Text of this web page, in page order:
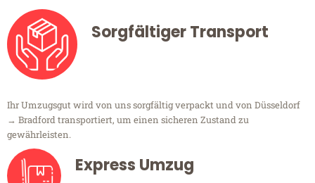
Sorgfältiger Transport
Ihr Umzugsgut wird von uns sorgfältig verpackt und von Düsseldorf
→ Bradford transportiert, um einen sicheren Zustand zu
gewährleisten.
Express Umzug